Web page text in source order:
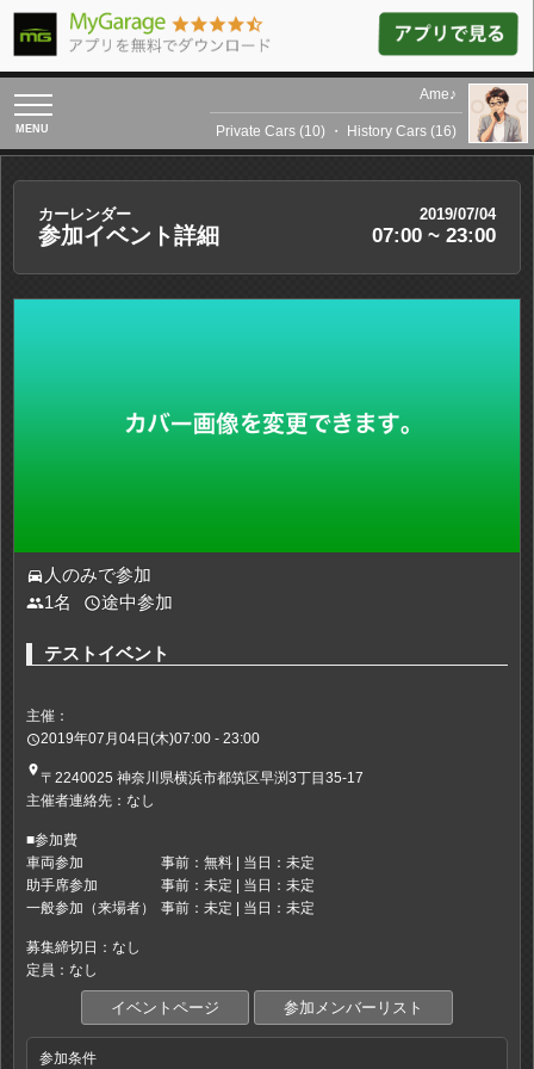
toggle
navigation
Ame♪
Private Cars (10) ・ History Cars (16)
カーレンダー 2019/07/04
参加イベント詳細 07:00 ~ 23:00
directions_car 人のみで参加
people1名 access_time途中参加
テストイベント
主催：
access_time2019年07月04日(木)07:00 - 23:00
place〒2240025 神奈川県横浜市都筑区早渕3丁目35-17
主催者連絡先：なし
■参加費
車両参加
事前：無料 | 当日：未定
助手席参加
事前：未定 | 当日：未定
一般参加（来場者）
事前：未定 | 当日：未定
募集締切日：なし
定員：なし
イベントページ 参加メンバーリスト
参加条件